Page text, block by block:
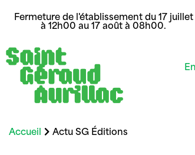
Fermeture de l'établissement du 17 juillet
à 12h00 au 17 août à 08h00.
Accueil Actu SG Éditions